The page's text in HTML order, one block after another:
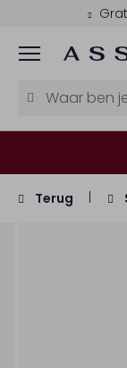
Menu
Terug